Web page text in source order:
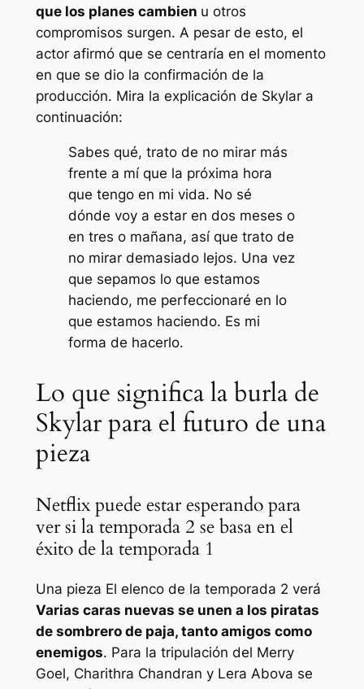
que los planes cambien u otros
compromisos surgen. A pesar de esto, el
actor afirmó que se centraría en el momento
en que se dio la confirmación de la
producción. Mira la explicación de Skylar a
continuación:
Sabes qué, trato de no mirar más
frente a mí que la próxima hora
que tengo en mi vida. No sé
dónde voy a estar en dos meses o
en tres o mañana, así que trato de
no mirar demasiado lejos. Una vez
que sepamos lo que estamos
haciendo, me perfeccionaré en lo
que estamos haciendo. Es mi
forma de hacerlo.
Lo que significa la burla de
Skylar para el futuro de una
pieza
Netflix puede estar esperando para
ver si la temporada 2 se basa en el
éxito de la temporada 1
Una pieza El elenco de la temporada 2 verá
Varias caras nuevas se unen a los piratas
de sombrero de paja, tanto amigos como
enemigos. Para la tripulación del Merry
Goel, Charithra Chandran y Lera Abova se